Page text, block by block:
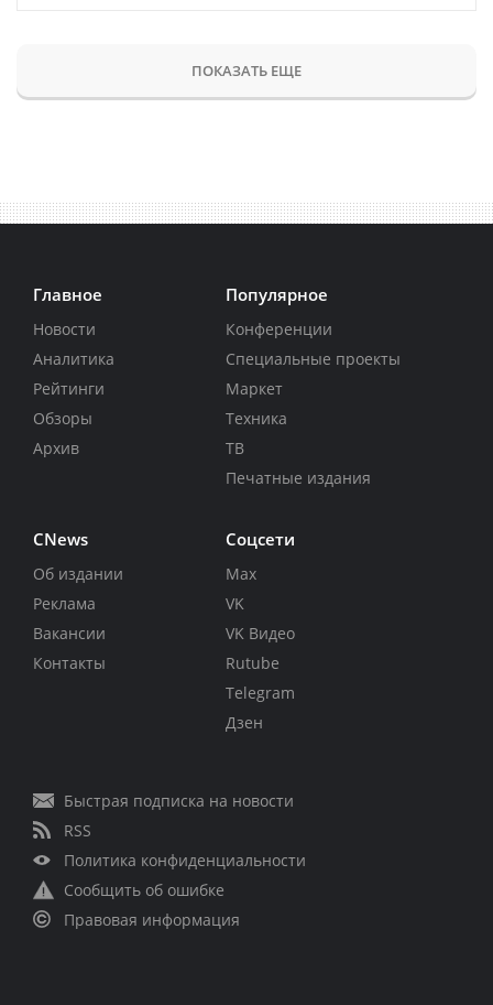
ПОКАЗАТЬ ЕЩЕ
Главное
Новости
Аналитика
Рейтинги
Обзоры
Архив
Популярное
Конференции
Специальные проекты
Маркет
Техника
ТВ
Печатные издания
CNews
Об издании
Реклама
Вакансии
Контакты
Соцсети
Max
VK
VK Видео
Rutube
Telegram
Дзен
Быстрая подписка на новости
RSS
Политика конфиденциальности
Сообщить об ошибке
Правовая информация